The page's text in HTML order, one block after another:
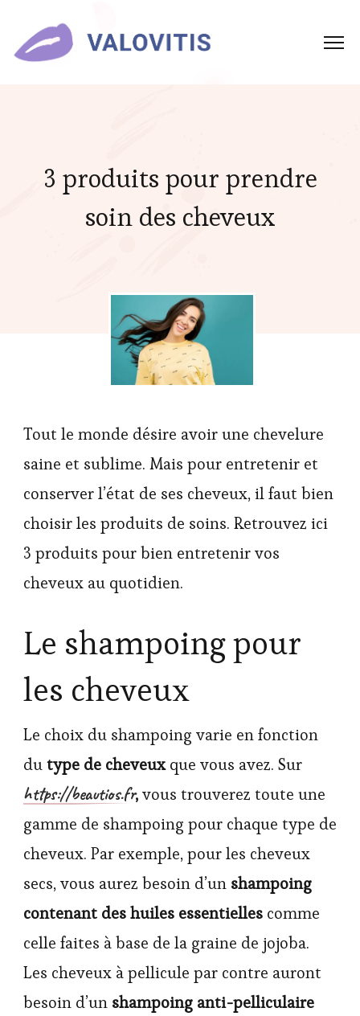
3 produits pour prendre
soin des cheveux
Tout le monde désire avoir une chevelure
saine et sublime. Mais pour entretenir et
conserver l’état de ses cheveux, il faut bien
choisir les produits de soins. Retrouvez ici
3 produits pour bien entretenir vos
cheveux au quotidien.
Le shampoing pour
les cheveux
Le choix du shampoing varie en fonction
dutype de cheveuxque vous avez. Sur
https://beautios.fr,vous trouverez toute une
gamme de shampoing pour chaque type de
cheveux. Par exemple, pour les cheveux
secs, vous aurez besoin d’un shampoing
contenant des huiles essentielles comme
celle faites à base de la graine de jojoba.
Les cheveux à pellicule par contre auront
besoin d’un shampoing anti-pelliculaire